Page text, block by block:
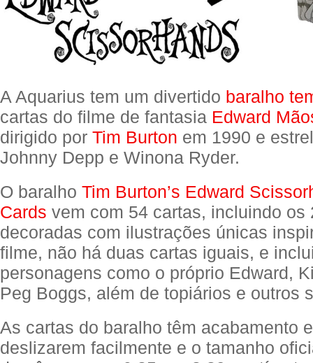
A Aquarius tem um divertido baralho
cartas do filme de fantasia Edward
dirigido por Tim Burton em 1990 e
Johnny Depp e Winona Ryder.
O baralho Tim Burton’s Edward
Cards vem com 54 cartas, incluindo os
decoradas com ilustrações únicas
filme, não há duas cartas iguais, e
personagens como o próprio Edward,
Peg Boggs, além de topiários e outros
As cartas do baralho têm acabamento
deslizarem facilmente e o tamanho